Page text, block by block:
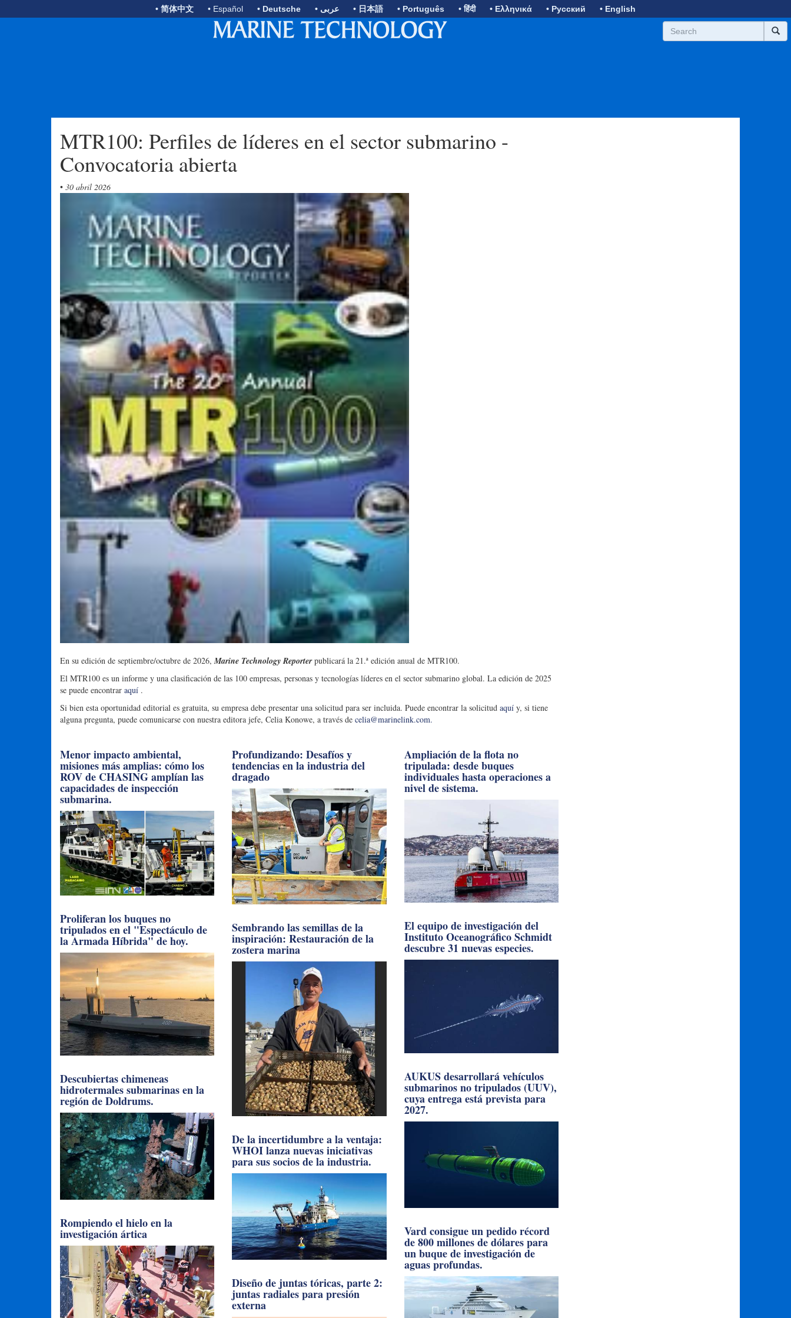
• 简体中文 • Español • Deutsche • عربى • 日本語 • Português • हिंदी • Ελληνικά • Русский • English
MTR100: Perfiles de líderes en el sector submarino -
Convocatoria abierta
• 30 abril 2026
En su edición de septiembre/octubre de 2026,Marine Technology Reporterpublicará la 21.ª edición anual de MTR100.
El MTR100 es un informe y una clasificación de las 100 empresas, personas y tecnologías líderes en el sector submarino global. La edición de 2025
se puede encontrar aquí .
Si bien esta oportunidad editorial es gratuita, su empresa debe presentar una solicitud para ser incluida. Puede encontrar la solicitud aquí y, si tiene
alguna pregunta, puede comunicarse con nuestra editora jefe, Celia Konowe, a través de celia@marinelink.com.
Menor impacto ambiental,
misiones más amplias: cómo los
ROV de CHASING amplían las
capacidades de inspección
submarina.
Proliferan los buques no
tripulados en el "Espectáculo de
la Armada Híbrida" de hoy.
Descubiertas chimeneas
hidrotermales submarinas en la
región de Doldrums.
Rompiendo el hielo en la
investigación ártica
Profundizando: Desafíos y
tendencias en la industria del
dragado
Sembrando las semillas de la
inspiración: Restauración de la
zostera marina
De la incertidumbre a la ventaja:
WHOI lanza nuevas iniciativas
para sus socios de la industria.
Diseño de juntas tóricas, parte 2:
juntas radiales para presión
externa
Ampliación de la flota no
tripulada: desde buques
individuales hasta operaciones a
nivel de sistema.
El equipo de investigación del
Instituto Oceanográfico Schmidt
descubre 31 nuevas especies.
AUKUS desarrollará vehículos
submarinos no tripulados (UUV),
cuya entrega está prevista para
2027.
Vard consigue un pedido récord
de 800 millones de dólares para
un buque de investigación de
aguas profundas.